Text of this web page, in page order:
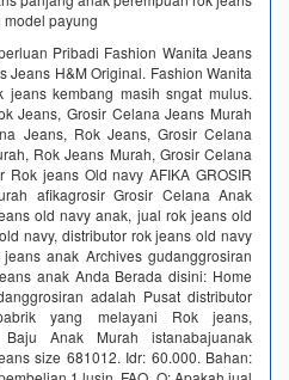
payung
Pribadi Fashion Wanita Jeans
Jeans H&M Original. Fashion Wanita
kembang masih sngat mulus.
Jeans, Grosir Celana Jeans Murah
Jeans, Rok Jeans, Grosir Celana
Rok Jeans Murah, Grosir Celana
Rok jeans Old navy AFIKA GROSIR
afikagrosir Grosir Celana Anak
old navy anak, jual rok jeans old
navy, distributor rok jeans old navy
anak Archives gudanggrosiran
anak Anda Berada disini: Home
adalah Pusat distributor
yang melayani Rok jeans,
Baju Anak Murah istanabajuanak
size 681012. Idr: 60.000. Bahan: